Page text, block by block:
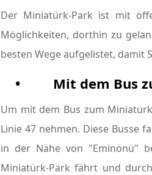
Der Miniatürk-Park ist mit
Möglichkeiten, dorthin zu
besten Wege aufgelistet, damit
• Mit dem Bus
Um mit dem Bus zum
Linie 47 nehmen. Diese Busse
in der Nähe von "Eminönü"
Miniatürk-Park fährt und